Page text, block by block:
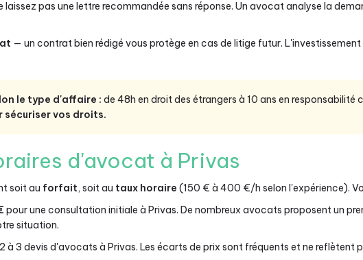
laissez pas une lettre recommandée sans réponse. Un avocat analyse la
— un contrat bien rédigé vous protège en cas de litige futur.
le type d'affaire : de 48h en droit des étrangers à 10 ans en responsabilité
sécuriser vos droits.
d'avocat à Privas
soit au forfait, soit au taux horaire (150 € à 400 €/h selon l'expérience).
pour une consultation initiale à Privas. De nombreux avocats proposent un
situation.
à 3 devis d'avocats à Privas. Les écarts de prix sont fréquents et ne reflètent